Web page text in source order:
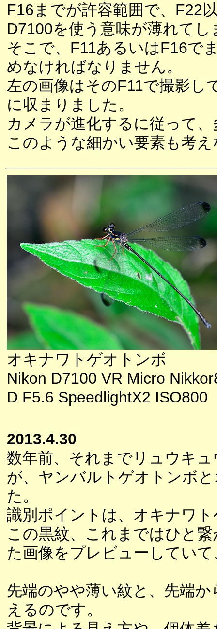
F16までが許容範囲で、F22
D7100を使う意味が薄れてし
そこで、F11あるいはF16で
めなければなりません。
左の画像はそのF11で撮影し
に収まりました。
カメラが進化するに従って
このような細かい要素も考
オキナワトゲオトンボ
Nikon D7100 VR Micro
D F5.6 SpeedlightX2 ISO800
2013.4.30
数年前、それまでリュウキ
が、ヤンバルトゲオトンボ
た。
識別ポイントは、オキナワ
この黒紋、これまではひと
た画像をプレビューしてい
先端のやや薄い紋と、先端
えるのです。